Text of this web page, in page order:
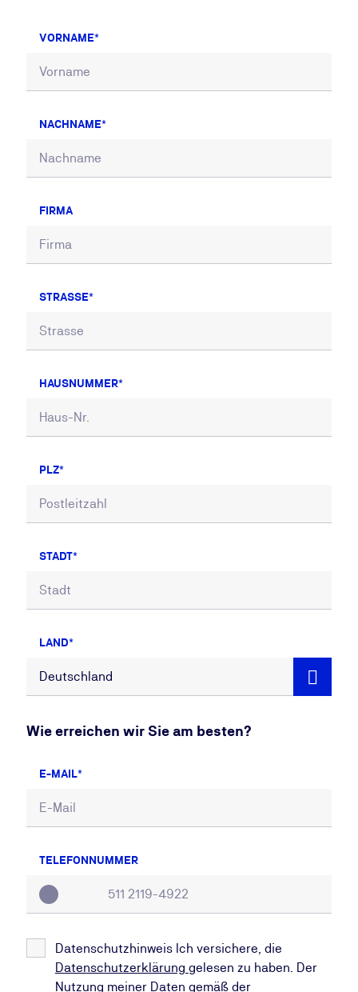
VORNAME
NACHNAME
FIRMA
STRASSE
HAUSNUMMER
PLZ
STADT
LAND
Wie erreichen wir Sie am besten?
E-MAIL
TELEFONNUMMER
Datenschutzhinweis Ich versichere, die
Datenschutzerklärung gelesen zu haben. Der
Nutzung meiner Daten gemäß der